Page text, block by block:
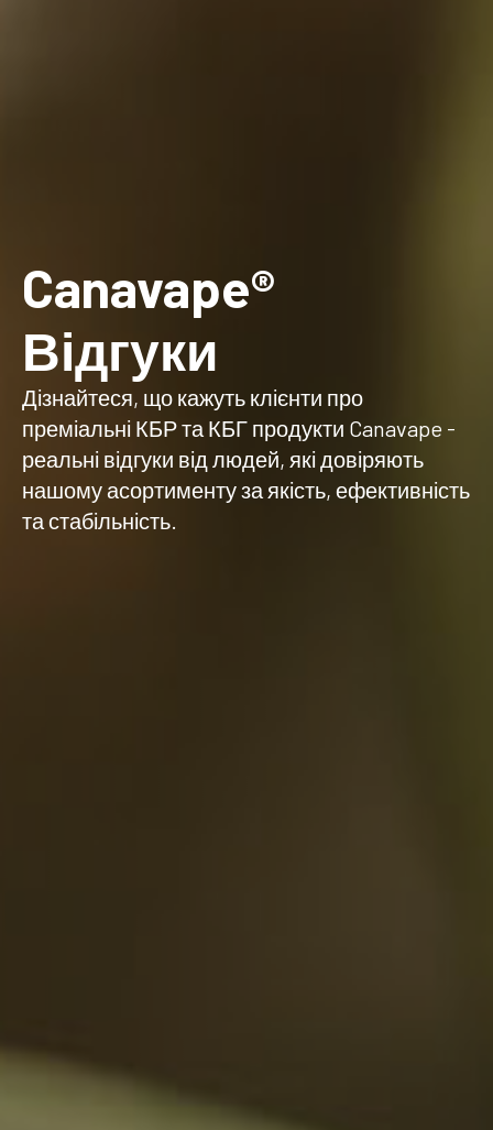
Canavape®
Відгуки
Дізнайтеся, що кажуть клієнти про
преміальні КБР та КБГ продукти Canavape -
реальні відгуки від людей, які довіряють
нашому асортименту за якість, ефективність
та стабільність.